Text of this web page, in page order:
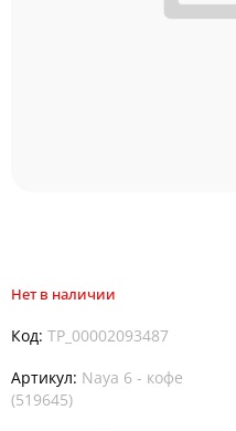
Нет в наличии
Код: TP_00002093487
Артикул: Naya 6 - кофе
(519645)